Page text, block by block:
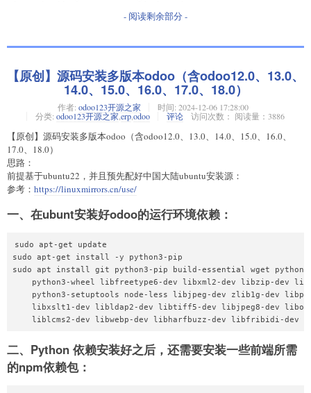
- 阅读剩余部分 -
【原创】源码安装多版本odoo（含odoo12.0、13.0、
14.0、15.0、16.0、17.0、18.0）
作者: odoo123开源之家 时间: 2024-12-06 17:28:00
分类: odoo123开源之家 erpodoo 评论 访问次数： 阅读量：3886
【原创】源码安装多版本odoo（含odoo12.0、13.0、14.0、15.0、16.0、
17.0、18.0）
思路：
前提基于ubuntu22，并且预先配好中国大陆ubuntu安装源：
参考： https://linuxmirrors.cn/use/
一、在ubunt安装好odoo的运行环境依赖：
sudo apt-get update
sudo apt-get install -y python3-pip
sudo apt install git python3-pip build-essential wget
python3-wheel libfreetype6-dev libxml2-dev libzip-dev
python3-setuptools node-less libjpeg-dev zlib1g-dev
libxslt1-dev libldap2-dev libtiff5-dev libjpeg8-dev
二、Python 依赖安装好之后，还需要安装一些前端所需
的npm依赖包：